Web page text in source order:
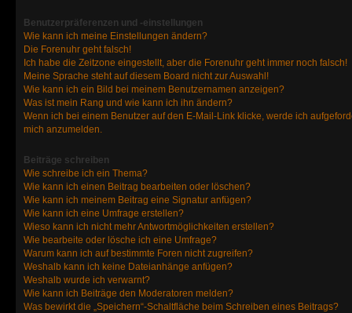
Benutzerpräferenzen und -einstellungen
Wie kann ich meine Einstellungen ändern?
Die Forenuhr geht falsch!
Ich habe die Zeitzone eingestellt, aber die Forenuhr geht immer noch falsch!
Meine Sprache steht auf diesem Board nicht zur Auswahl!
Wie kann ich ein Bild bei meinem Benutzernamen anzeigen?
Was ist mein Rang und wie kann ich ihn ändern?
Wenn ich bei einem Benutzer auf den E-Mail-Link klicke, werde ich
mich anzumelden.
Beiträge schreiben
Wie schreibe ich ein Thema?
Wie kann ich einen Beitrag bearbeiten oder löschen?
Wie kann ich meinem Beitrag eine Signatur anfügen?
Wie kann ich eine Umfrage erstellen?
Wieso kann ich nicht mehr Antwortmöglichkeiten erstellen?
Wie bearbeite oder lösche ich eine Umfrage?
Warum kann ich auf bestimmte Foren nicht zugreifen?
Weshalb kann ich keine Dateianhänge anfügen?
Weshalb wurde ich verwarnt?
Wie kann ich Beiträge den Moderatoren melden?
Was bewirkt die „Speichern“-Schaltfläche beim Schreiben eines Beitrags?